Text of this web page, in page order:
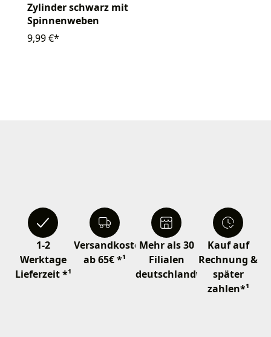
Zylinder schwarz mit
Spinnenweben
9,99 €*
1-2
Werktage
Lieferzeit *¹
Versandkostenfrei
ab 65€ *¹
Mehr als 30
Filialen
deutschlandweit
Kauf auf
Rechnung &
später
zahlen*¹